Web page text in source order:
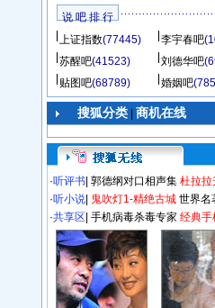
说 吧 排 行
上证指数(77445) 李宇春吧
苏醒吧(41523) 刘德华吧
贴图吧(68789) 婚姻吧
搜狐分类| 商机在线
·听评书 郭德纲对口相声集 杜拉拉
·听小说 鬼吹灯1-精绝古城 世界名
·共享区 手机病毒杀毒专家 经典手